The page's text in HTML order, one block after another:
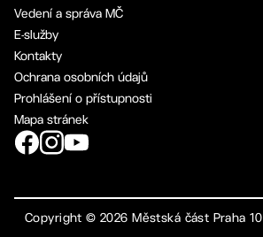
Vedení a správa MČ
E-služby
Kontakty
Ochrana osobních údajů
Prohlášení o přístupnosti
Mapa stránek
Copyright ©2026 Městská část Praha 10